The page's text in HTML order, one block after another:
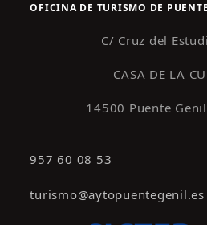
OFICINA DE TURISMO DE
C/ Cruz del
CASA DE LA
14500 Puente Genil
957 60 08 53
turismo@aytopuentegenil.es